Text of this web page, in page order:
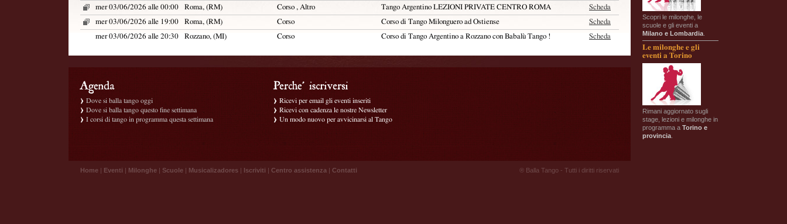
Scopri le milonghe, le
scuole e gli eventi a
Milano e Lombardia
Le milonghe e gli
eventi a Torino
Rimani aggiornato sugli
stage, lezioni e milonghe in
programma a Torino e
provincia
mer 03/06/2026 alle 00:00
Roma, (RM) Corso , Altro Tango Argentino LEZIONI PRIVATE CENTRO ROMA
Scheda
mer 03/06/2026 alle 19:00
Roma, (RM) Corso Corso di Tango Milonguero ad Ostiense
Scheda
mer 03/06/2026 alle 20:30
Rozzano, (MI) Corso Corso di Tango Argentino a Rozzano con Babalù Tango ! Scheda
Dove si balla tango oggi
Dove si balla tango questo fine settimana
I corsi di tango in programma questa settimana
Ricevi per email gli eventi inseriti
Ricevi con cadenza le nostre Newsletter
Un modo nuovo per avvicinarsi al Tango
Home | Eventi | Milonghe | Scuole | Musicalizadores | Iscriviti | Centro assistenza | Contatti ® Balla Tango - Tutti i diritti riservati